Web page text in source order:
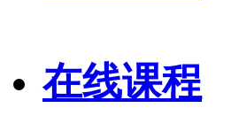
在线课程